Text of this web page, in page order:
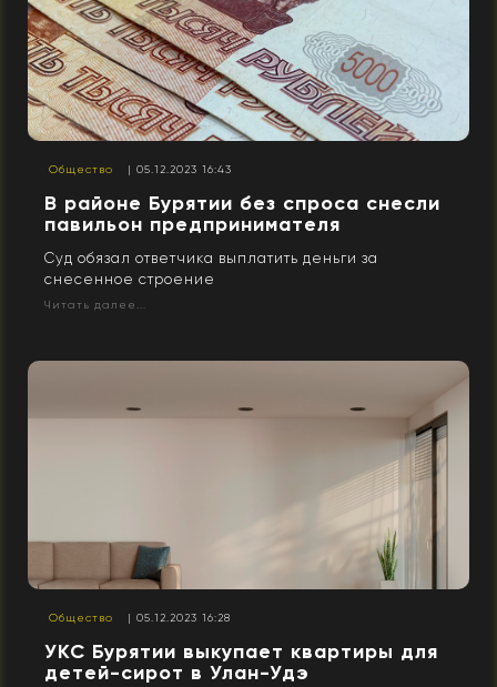
Общество | 05.12.2023 16:43
В районе Бурятии без спроса снесли
павильон предпринимателя
Суд обязал ответчика выплатить деньги за
снесенное строение
Читать далее...
Общество | 05.12.2023 16:28
УКС Бурятии выкупает квартиры для
детей-сирот в Улан-Удэ